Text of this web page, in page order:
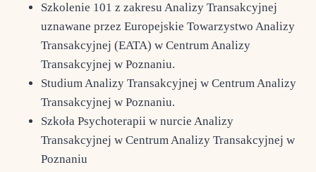
Szkolenie 101 z zakresu Analizy Transakcyjnej
uznawane przez Europejskie Towarzystwo Analizy
Transakcyjnej (EATA) w Centrum Analizy
Transakcyjnej w Poznaniu.
Studium Analizy Transakcyjnej w Centrum Analizy
Transakcyjnej w Poznaniu.
Szkoła Psychoterapii w nurcie Analizy
Transakcyjnej w Centrum Analizy Transakcyjnej w
Poznaniu